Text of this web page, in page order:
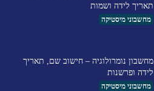
תאריך לידה ושמות
מחשבוני מיסטיקה
מחשבון נומרולוגיה – חישוב שם, תאריך
לידה ופרשנות
מחשבוני מיסטיקה